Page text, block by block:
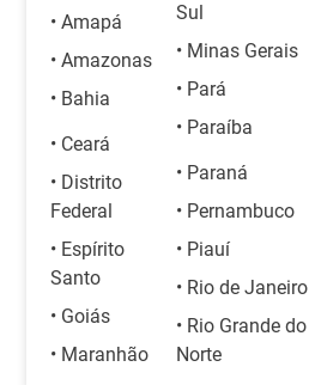
• Amapá
• Amazonas
• Bahia
• Ceará
• Distrito
Federal
• Espírito
Santo
• Goiás
• Maranhão
Sul
• Minas Gerais
• Pará
• Paraíba
• Paraná
• Pernambuco
• Piauí
• Rio de Janeiro
• Rio Grande do
Norte